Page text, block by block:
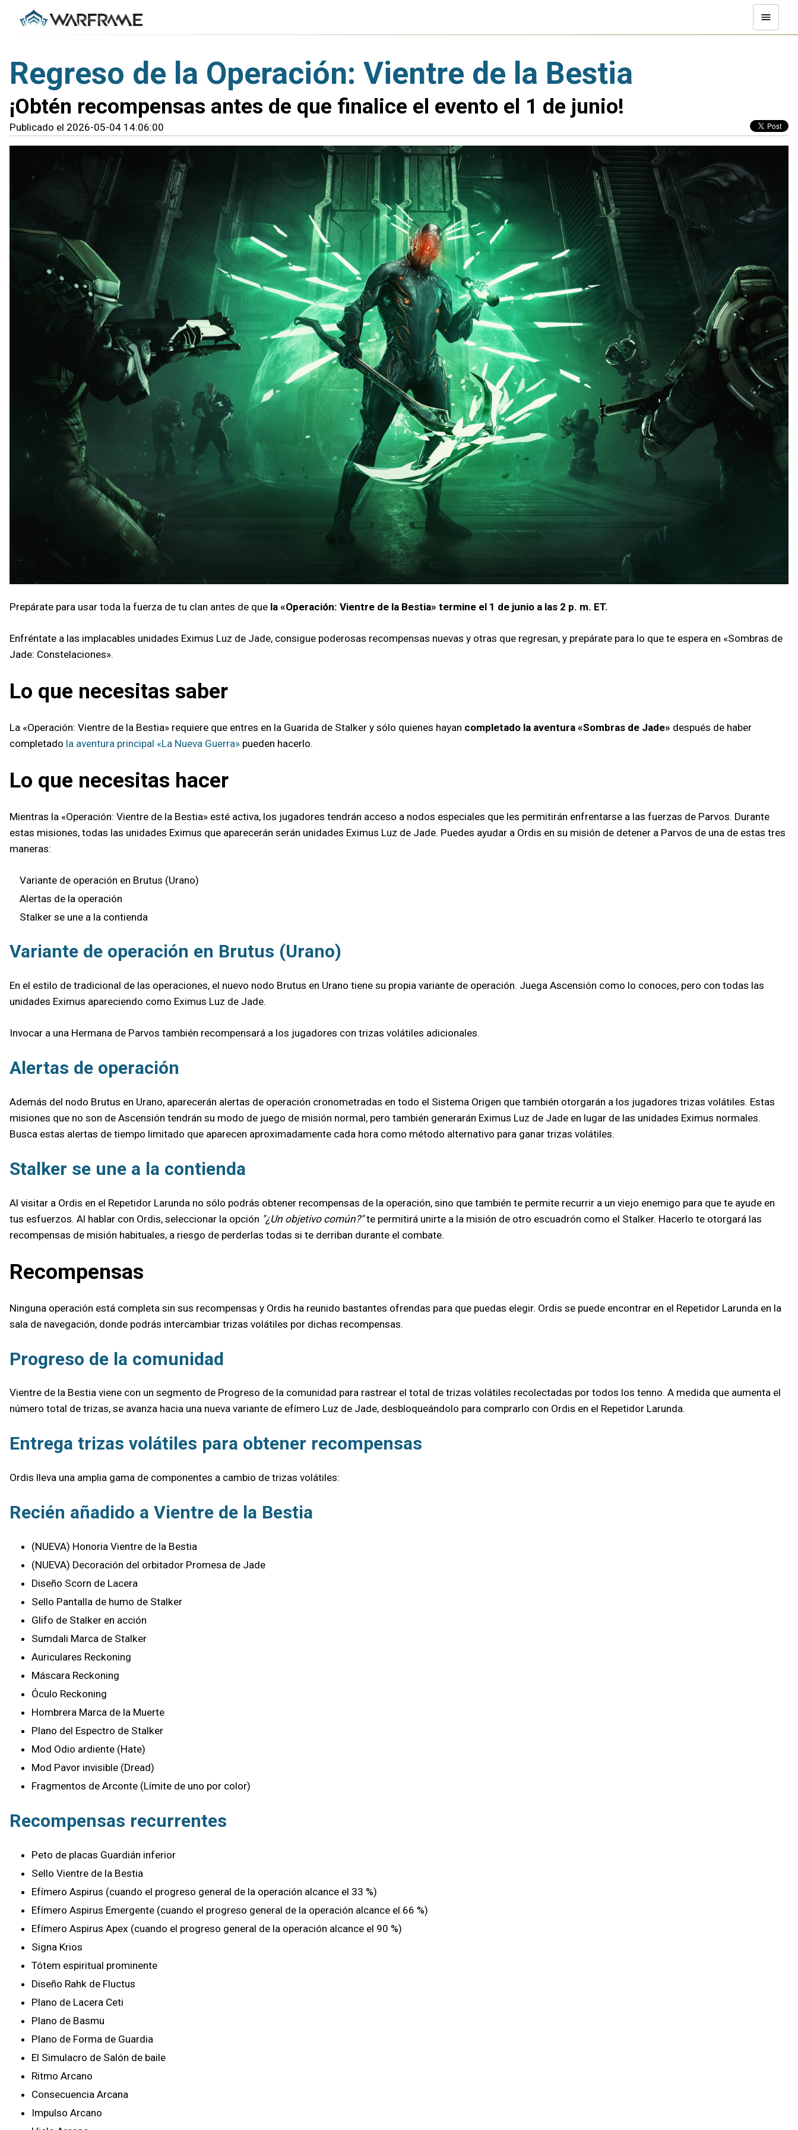
Regreso de la Operación: Vientre de la Bestia
¡Obtén recompensas antes de que finalice el evento el 1 de junio!
Publicado el 2026-05-04 14:06:00
Prepárate para usar toda la fuerza de tu clan antes de que la «Operación: Vientre de la Bestia» termine el 1 de junio a las 2 p. m. ET.
Enfréntate a las implacables unidades Eximus Luz de Jade, consigue poderosas recompensas nuevas y otras que regresan, y prepárate para lo que te espera en «Sombras de
Jade: Constelaciones».
Lo que necesitas saber
La «Operación: Vientre de la Bestia» requiere que entres en la Guarida de Stalker y sólo quienes hayan completado la aventura «Sombras de Jade» después de haber
completado la aventura principal «La Nueva Guerra» pueden hacerlo.
Lo que necesitas hacer
Mientras la «Operación: Vientre de la Bestia» esté activa, los jugadores tendrán acceso a nodos especiales que les permitirán enfrentarse a las fuerzas de Parvos. Durante
estas misiones, todas las unidades Eximus que aparecerán serán unidades Eximus Luz de Jade. Puedes ayudar a Ordis en su misión de detener a Parvos de una de estas tres
maneras:
Variante de operación en Brutus (Urano)
Alertas de la operación
Stalker se une a la contienda
Variante de operación en Brutus (Urano)
En el estilo de tradicional de las operaciones, el nuevo nodo Brutus en Urano tiene su propia variante de operación. Juega Ascensión como lo conoces, pero con todas las
unidades Eximus apareciendo como Eximus Luz de Jade.
Invocar a una Hermana de Parvos también recompensará a los jugadores con trizas volátiles adicionales.
Alertas de operación
Además del nodo Brutus en Urano, aparecerán alertas de operación cronometradas en todo el Sistema Origen que también otorgarán a los jugadores trizas volátiles. Estas
misiones que no son de Ascensión tendrán su modo de juego de misión normal, pero también generarán Eximus Luz de Jade en lugar de las unidades Eximus normales.
Busca estas alertas de tiempo limitado que aparecen aproximadamente cada hora como método alternativo para ganar trizas volátiles.
Stalker se une a la contienda
Al visitar a Ordis en el Repetidor Larunda no sólo podrás obtener recompensas de la operación, sino que también te permite recurrir a un viejo enemigo para que te ayude en
tus esfuerzos. Al hablar con Ordis, seleccionar la opción "¿Un objetivo común?"te permitirá unirte a la misión de otro escuadrón como el Stalker. Hacerlo te otorgará las
recompensas de misión habituales, a riesgo de perderlas todas si te derriban durante el combate.
Recompensas
Ninguna operación está completa sin sus recompensas y Ordis ha reunido bastantes ofrendas para que puedas elegir. Ordis se puede encontrar en el Repetidor Larunda en la
sala de navegación, donde podrás intercambiar trizas volátiles por dichas recompensas.
Progreso de la comunidad
Vientre de la Bestia viene con un segmento de Progreso de la comunidad para rastrear el total de trizas volátiles recolectadas por todos los tenno. A medida que aumenta el
número total de trizas, se avanza hacia una nueva variante de efímero Luz de Jade, desbloqueándolo para comprarlo con Ordis en el Repetidor Larunda.
Entrega trizas volátiles para obtener recompensas
Ordis lleva una amplia gama de componentes a cambio de trizas volátiles:
Recién añadido a Vientre de la Bestia
(NUEVA) Honoria Vientre de la Bestia
(NUEVA) Decoración del orbitador Promesa de Jade
Diseño Scorn de Lacera
Sello Pantalla de humo de Stalker
Glifo de Stalker en acción
Sumdali Marca de Stalker
Auriculares Reckoning
Máscara Reckoning
Óculo Reckoning
Hombrera Marca de la Muerte
Plano del Espectro de Stalker
Mod Odio ardiente (Hate)
Mod Pavor invisible (Dread)
Fragmentos de Arconte (Límite de uno por color)
Recompensas recurrentes
Peto de placas Guardián inferior
Sello Vientre de la Bestia
Efímero Aspirus (cuando el progreso general de la operación alcance el 33 %)
Efímero Aspirus Emergente (cuando el progreso general de la operación alcance el 66 %)
Efímero Aspirus Apex (cuando el progreso general de la operación alcance el 90 %)
Signa Krios
Tótem espiritual prominente
Diseño Rahk de Fluctus
Plano de Lacera Ceti
Plano de Basmu
Plano de Forma de Guardia
El Simulacro de Salón de baile
Ritmo Arcano
Consecuencia Arcana
Impulso Arcano